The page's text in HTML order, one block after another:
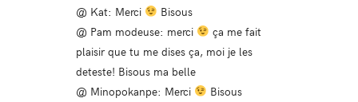
@ Kat: Merci
Bisous
@ Pam modeuse: merci
ça me fait
plaisir que tu me dises ça, moi je les
deteste! Bisous ma belle
@ Minopokanpe: Merci
Bisous